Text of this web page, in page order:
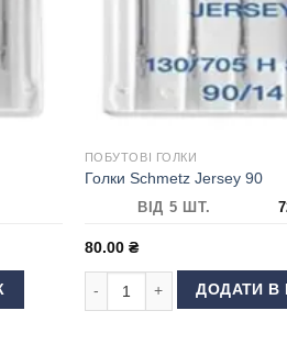
ПОБУТОВІ ГОЛКИ
Голки Schmetz Jersey 90
ВІД 5 ШТ.
80.00 ₴
Голки Schmetz Jersey 90
ДОДАТИ В